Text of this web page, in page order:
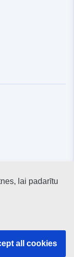
lai padarītu
all cookies